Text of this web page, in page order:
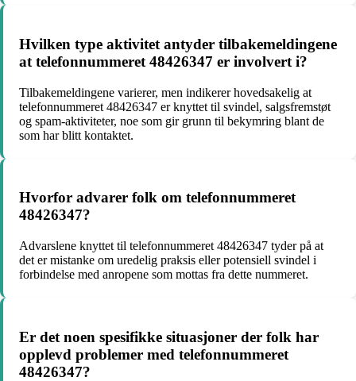
Hvilken type aktivitet antyder tilbakemeldingene
at telefonnummeret 48426347 er involvert i?
Tilbakemeldingene varierer, men indikerer hovedsakelig at
telefonnummeret 48426347 er knyttet til svindel, salgsfremstøt
og spam-aktiviteter, noe som gir grunn til bekymring blant de
som har blitt kontaktet.
Hvorfor advarer folk om telefonnummeret
48426347?
Advarslene knyttet til telefonnummeret 48426347 tyder på at
det er mistanke om uredelig praksis eller potensiell svindel i
forbindelse med anropene som mottas fra dette nummeret.
Er det noen spesifikke situasjoner der folk har
opplevd problemer med telefonnummeret
48426347?